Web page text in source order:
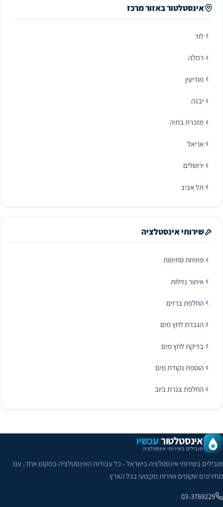
אינסטלטור באזור מרכז
לוד
רמלה
מודיעין
יבנה
מזכרת בתיה
אריאל
ירושלים
תל אביב
שירותי אינסטלציה
פתיחת סתימות
איתור נזילות
החלפת ברזים
הגברת לחץ מים
בדיקת לחץ מים
הוספת נקודת מים
החלפת צנרת ביוב
אינסטלטורעכשיו
מובילים בשירותי אינסטלציה
מובילים בשירותי אינסטלציה בישראל - כל עבודות האינסטלציה במקום אחד, עם
מחירונים שקופים ושירות מקצועי בכל הארץ.
03-3769229